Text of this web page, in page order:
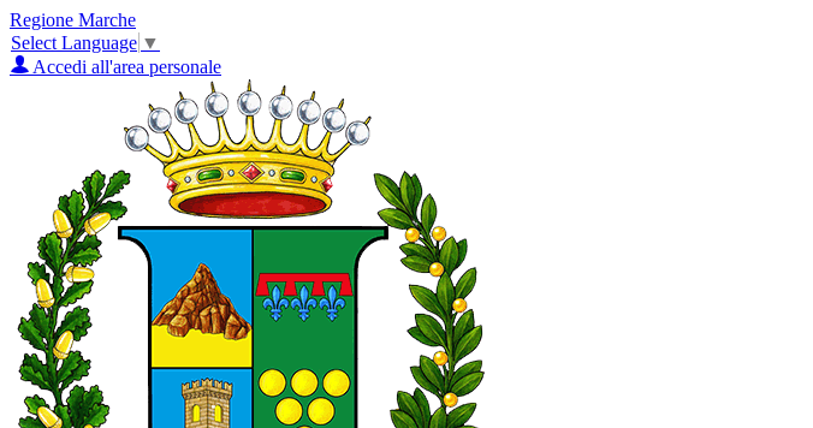
Regione Marche
Select Language ▼
Accedi all'area personale